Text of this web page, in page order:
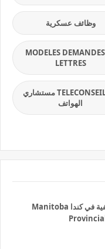
وظائف عسكرية
MODELES
LETTRES
TELECONSEILLES مستشاري
الهواتف
التسجيل للهجرة للمناطق الريفية في كندا Manitoba